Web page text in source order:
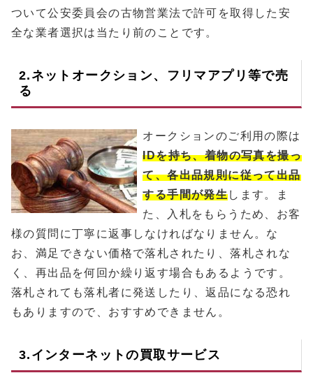
ついて公安委員会の古物営業法で許可を取得した安
全な業者選択は当たり前のことです。
2.ネットオークション、フリマアプリ等で売
る
オークションのご利用の際は
IDを持ち、着物の写真を撮っ
て、各出品規則に従って出品
する手間が発生します。ま
た、入札をもらうため、お客
様の質問に丁寧に返事しなければなりません。な
お、満足できない価格で落札されたり、落札されな
く、再出品を何回か繰り返す場合もあるようです。
落札されても落札者に発送したり、返品になる恐れ
もありますので、おすすめできません。
3.インターネットの買取サービス